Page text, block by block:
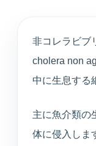
心療内科
不安や不眠、
す。
アンチエイ
プラセンタや
非コレラビブ
cholera non
中に生息する
主に魚介類の
体に侵入しま